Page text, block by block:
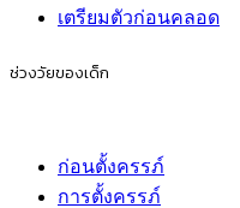
เตรียมตัวก่อนคลอด
ช่วงวัยของเด็ก
ก่อนตั้งครรภ์
การตั้งครรภ์